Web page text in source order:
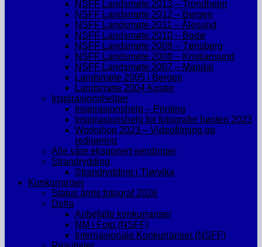
NSFF Landsmøte 2013 – Trondheim
NSFF Landsmøte 2012 – Bergen
NSFF Landsmøte 2011 – Ålesund
NSFF Landsmøte 2010 – Bodø
NSFF Landsmøte 2009 – Tønsberg
NSFF Landsmøte 2008 – Kristiansund
NSFF Landsmøte 2007 – Mandal
Landsmøte 2005 i Bergen
Landsmøte 2004 Koster
Inspirasjonshelger
Inspirasjonshelg – Printing
Inspirasjonshelg for fotografer høsten 2023
Workshop 2023 – Videofilming og
redigering
Alle våre eksponert-sendinger
Strandrydding
Strandrydding i Tjørvika
Konkurranser
Status årets fotograf 2026
Delta
Anbefalte konkurranser
NM i Foto (NSFF)
Internasjonale Konkurranser (NSFF)